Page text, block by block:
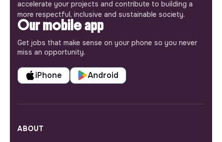
accelerate your projects and contribute to building a
more respectful, inclusive and sustainable society.
Our mobile app
Get jobs that make sense on your phone so you never
miss an opportunity.
iPhone Android
ABOUT